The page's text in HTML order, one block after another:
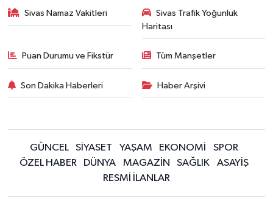
Sivas Namaz Vakitleri
Sivas Trafik Yoğunluk
Haritası
Puan Durumu ve Fikstür Tüm Manşetler
Son Dakika Haberleri Haber Arşivi
GÜNCEL SİYASET YAŞAM EKONOMİ
SPOR
ÖZEL HABER
DÜNYA MAGAZİN SAĞLIK
ASAYİŞ
RESMİ İLANLAR